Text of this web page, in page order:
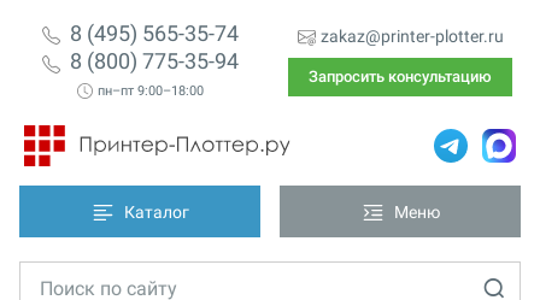
8 (495) 565-35-74
8 (800) 775-35-94
пн–пт 9:00–18:00
zakaz@printer-plotter.ru
Запросить консультацию
Каталог Меню